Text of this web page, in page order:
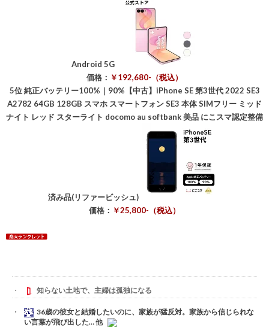
Android 5G
価格： ￥192,680-（税込）
5位 純正バッテリー100%｜90%【中古】iPhone SE 第3世代 2022 SE3
A2782 64GB 128GB スマホ スマートフォン SE3 本体 SIMフリー ミッド
ナイト レッド スターライト docomo au softbank 美品 にこスマ認定整備
済み品(リファービッシュ)
価格： ￥25,800-（税込）
知らない土地で、主婦は孤独になる
36歳の彼女と結婚したいのに、家族が猛反対。家族から信じられな
い言葉が飛び出した… 他